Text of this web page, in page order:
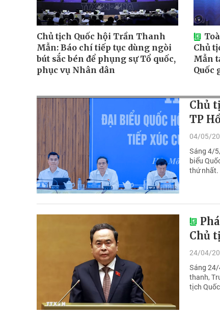
Chủ tịch Quốc hội Trần Thanh
Mẫn: Báo chí tiếp tục dùng ngòi
bút sắc bén để phụng sự Tổ quốc,
phục vụ Nhân dân
Chủ
Mẫn
Quốc
Chủ
TP
04/05/
Sáng 4/
biểu
thứ nhất.
Chủ
24/04/
Sáng 24/
thanh,
tịch